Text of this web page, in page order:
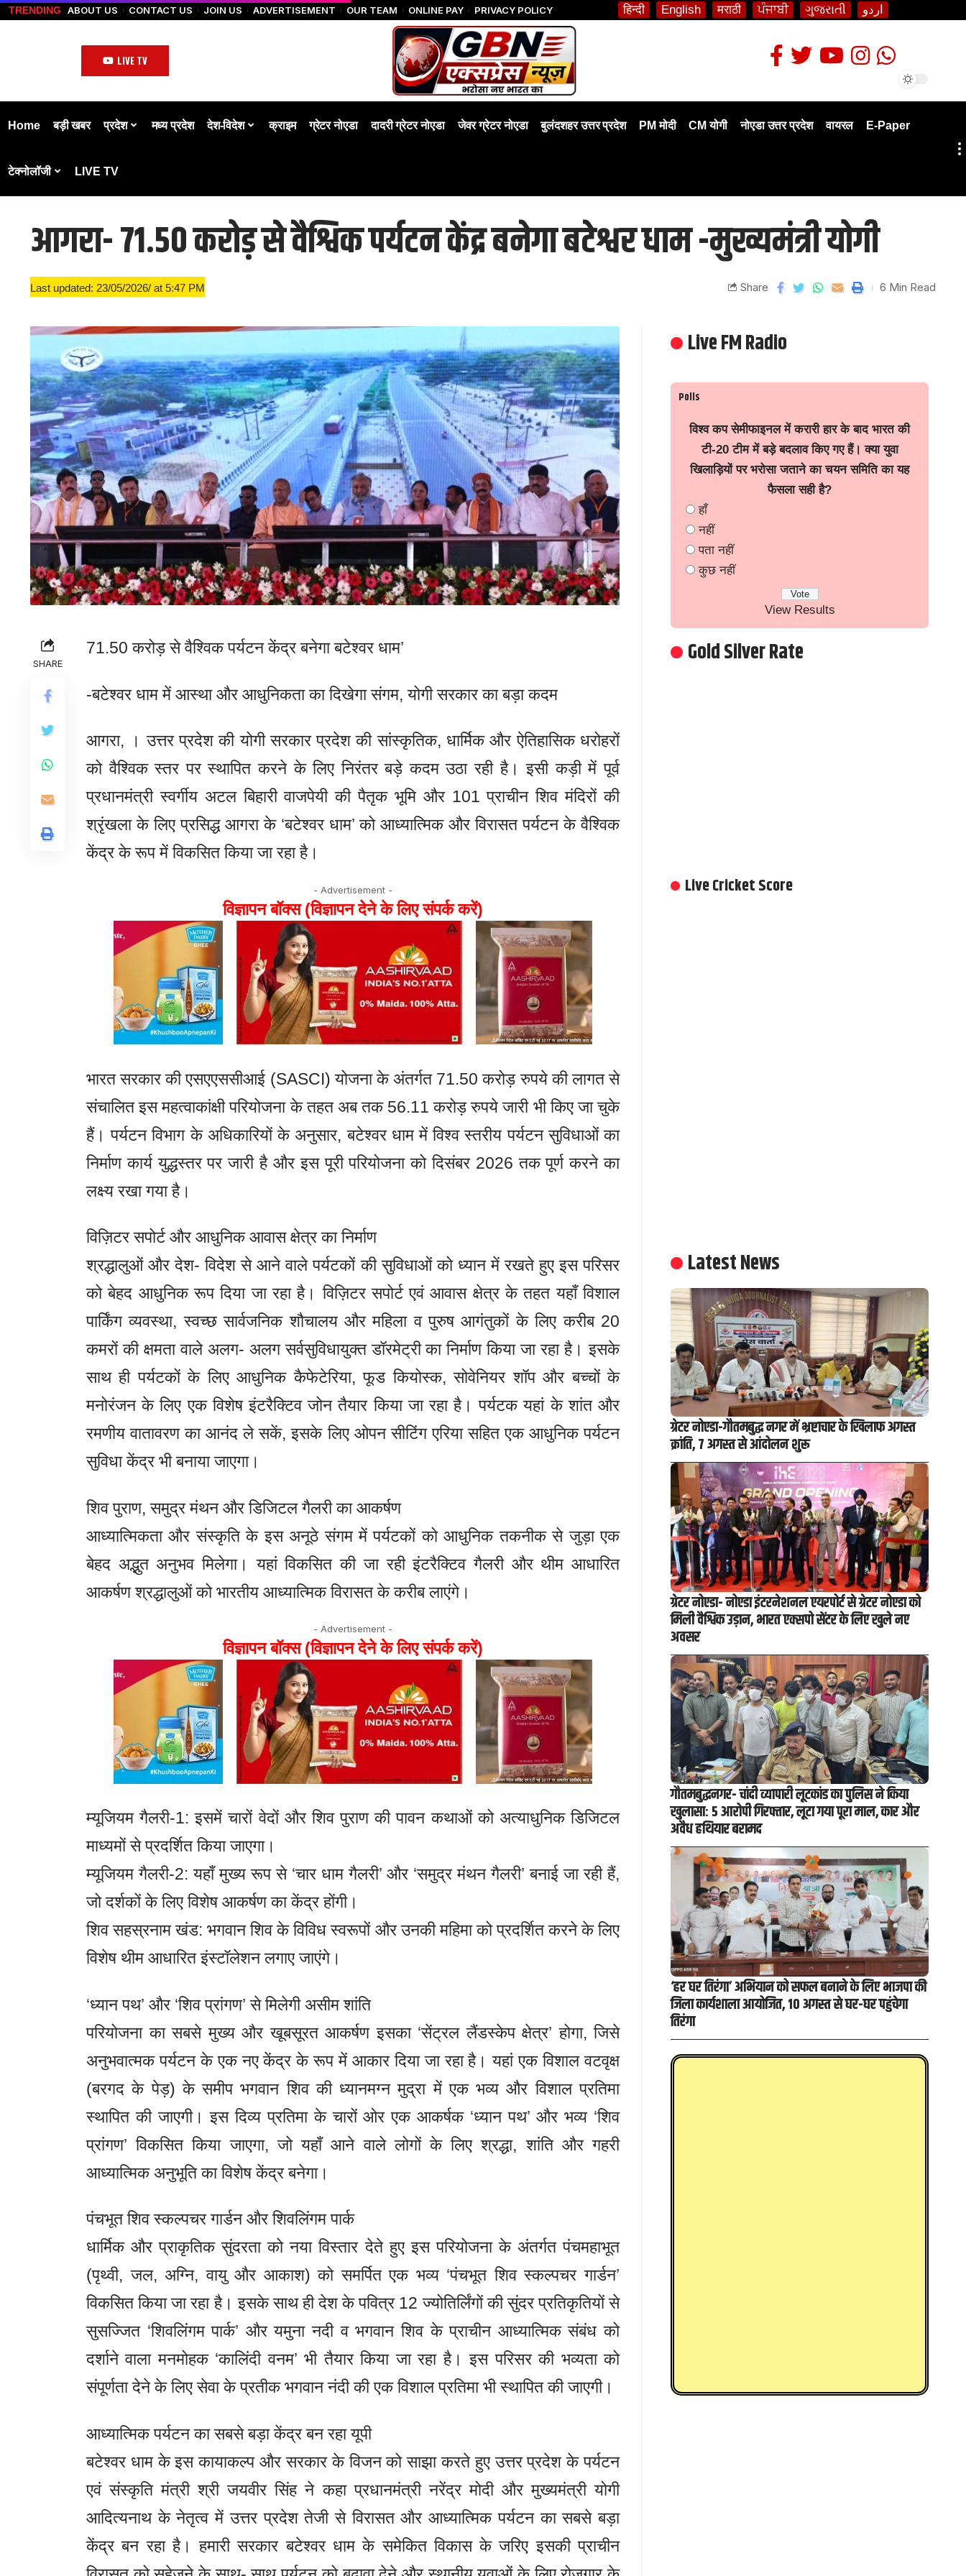
TRENDING ABOUT US CONTACT US JOIN US ADVERTISEMENT OUR TEAM ONLINE PAY PRIVACY POLICY हिन्दी English मराठी ਪੰਜਾਬੀ ગુજરાતી اردو
LIVE TV
Home बड़ी खबर प्रदेश मध्य प्रदेश देश-विदेश क्राइम ग्रेटर नोएडा दादरी ग्रेटर नोएडा जेवर ग्रेटर नोएडा बुलंदशहर उत्तर प्रदेश PM मोदी CM योगी नोएडा उत्तर प्रदेश वायरल E-Paper
टेक्नोलॉजी LIVE TV
आगरा- 71.50 करोड़ से वैश्विक पर्यटन केंद्र बनेगा बटेश्वर धाम -मुख्यमंत्री योगी
Last updated: 23/05/2026/ at 5:47 PM Share 6 Min Read
SHARE
71.50 करोड़ से वैश्विक पर्यटन केंद्र बनेगा बटेश्वर धाम’
-बटेश्वर धाम में आस्था और आधुनिकता का दिखेगा संगम, योगी सरकार का बड़ा कदम
आगरा, । उत्तर प्रदेश की योगी सरकार प्रदेश की सांस्कृतिक, धार्मिक और ऐतिहासिक धरोहरों
को वैश्विक स्तर पर स्थापित करने के लिए निरंतर बड़े कदम उठा रही है। इसी कड़ी में पूर्व
प्रधानमंत्री स्वर्गीय अटल बिहारी वाजपेयी की पैतृक भूमि और 101 प्राचीन शिव मंदिरों की
श्रृंखला के लिए प्रसिद्ध आगरा के ‘बटेश्वर धाम’ को आध्यात्मिक और विरासत पर्यटन के वैश्विक
केंद्र के रूप में विकसित किया जा रहा है।
- Advertisement -
विज्ञापन बॉक्स (विज्ञापन देने के लिए संपर्क करें)
भारत सरकार की एसएएससीआई (SASCI) योजना के अंतर्गत 71.50 करोड़ रुपये की लागत से
संचालित इस महत्वाकांक्षी परियोजना के तहत अब तक 56.11 करोड़ रुपये जारी भी किए जा चुके
हैं। पर्यटन विभाग के अधिकारियों के अनुसार, बटेश्वर धाम में विश्व स्तरीय पर्यटन सुविधाओं का
निर्माण कार्य युद्धस्तर पर जारी है और इस पूरी परियोजना को दिसंबर 2026 तक पूर्ण करने का
लक्ष्य रखा गया है।
विज़िटर सपोर्ट और आधुनिक आवास क्षेत्र का निर्माण
श्रद्धालुओं और देश- विदेश से आने वाले पर्यटकों की सुविधाओं को ध्यान में रखते हुए इस परिसर
को बेहद आधुनिक रूप दिया जा रहा है। विज़िटर सपोर्ट एवं आवास क्षेत्र के तहत यहाँ विशाल
पार्किंग व्यवस्था, स्वच्छ सार्वजनिक शौचालय और महिला व पुरुष आगंतुकों के लिए करीब 20
कमरों की क्षमता वाले अलग- अलग सर्वसुविधायुक्त डॉरमेट्री का निर्माण किया जा रहा है। इसके
साथ ही पर्यटकों के लिए आधुनिक कैफेटेरिया, फूड कियोस्क, सोवेनियर शॉप और बच्चों के
मनोरंजन के लिए एक विशेष इंटरैक्टिव जोन तैयार किया जा रहा है। पर्यटक यहां के शांत और
रमणीय वातावरण का आनंद ले सकें, इसके लिए ओपन सीटिंग एरिया सहित एक आधुनिक पर्यटन
सुविधा केंद्र भी बनाया जाएगा।
शिव पुराण, समुद्र मंथन और डिजिटल गैलरी का आकर्षण
आध्यात्मिकता और संस्कृति के इस अनूठे संगम में पर्यटकों को आधुनिक तकनीक से जुड़ा एक
बेहद अद्भुत अनुभव मिलेगा। यहां विकसित की जा रही इंटरैक्टिव गैलरी और थीम आधारित
आकर्षण श्रद्धालुओं को भारतीय आध्यात्मिक विरासत के करीब लाएंगे।
- Advertisement -
विज्ञापन बॉक्स (विज्ञापन देने के लिए संपर्क करें)
म्यूजियम गैलरी-1: इसमें चारों वेदों और शिव पुराण की पावन कथाओं को अत्याधुनिक डिजिटल
माध्यमों से प्रदर्शित किया जाएगा।
म्यूजियम गैलरी-2: यहाँ मुख्य रूप से ‘चार धाम गैलरी’ और ‘समुद्र मंथन गैलरी’ बनाई जा रही हैं,
जो दर्शकों के लिए विशेष आकर्षण का केंद्र होंगी।
शिव सहस्रनाम खंड: भगवान शिव के विविध स्वरूपों और उनकी महिमा को प्रदर्शित करने के लिए
विशेष थीम आधारित इंस्टॉलेशन लगाए जाएंगे।
‘ध्यान पथ’ और ‘शिव प्रांगण’ से मिलेगी असीम शांति
परियोजना का सबसे मुख्य और खूबसूरत आकर्षण इसका ‘सेंट्रल लैंडस्केप क्षेत्र’ होगा, जिसे
अनुभवात्मक पर्यटन के एक नए केंद्र के रूप में आकार दिया जा रहा है। यहां एक विशाल वटवृक्ष
(बरगद के पेड़) के समीप भगवान शिव की ध्यानमग्न मुद्रा में एक भव्य और विशाल प्रतिमा
स्थापित की जाएगी। इस दिव्य प्रतिमा के चारों ओर एक आकर्षक ‘ध्यान पथ’ और भव्य ‘शिव
प्रांगण’ विकसित किया जाएगा, जो यहाँ आने वाले लोगों के लिए श्रद्धा, शांति और गहरी
आध्यात्मिक अनुभूति का विशेष केंद्र बनेगा।
पंचभूत शिव स्कल्पचर गार्डन और शिवलिंगम पार्क
धार्मिक और प्राकृतिक सुंदरता को नया विस्तार देते हुए इस परियोजना के अंतर्गत पंचमहाभूत
(पृथ्वी, जल, अग्नि, वायु और आकाश) को समर्पित एक भव्य ‘पंचभूत शिव स्कल्पचर गार्डन’
विकसित किया जा रहा है। इसके साथ ही देश के पवित्र 12 ज्योतिर्लिंगों की सुंदर प्रतिकृतियों से
सुसज्जित ‘शिवलिंगम पार्क’ और यमुना नदी व भगवान शिव के प्राचीन आध्यात्मिक संबंध को
दर्शाने वाला मनमोहक ‘कालिंदी वनम’ भी तैयार किया जा रहा है। इस परिसर की भव्यता को
संपूर्णता देने के लिए सेवा के प्रतीक भगवान नंदी की एक विशाल प्रतिमा भी स्थापित की जाएगी।
आध्यात्मिक पर्यटन का सबसे बड़ा केंद्र बन रहा यूपी
बटेश्वर धाम के इस कायाकल्प और सरकार के विजन को साझा करते हुए उत्तर प्रदेश के पर्यटन
एवं संस्कृति मंत्री श्री जयवीर सिंह ने कहा प्रधानमंत्री नरेंद्र मोदी और मुख्यमंत्री योगी
आदित्यनाथ के नेतृत्व में उत्तर प्रदेश तेजी से विरासत और आध्यात्मिक पर्यटन का सबसे बड़ा
केंद्र बन रहा है। हमारी सरकार बटेश्वर धाम के समेकित विकास के जरिए इसकी प्राचीन
Live FM Radio
Polls
विश्व कप सेमीफाइनल में करारी हार के बाद भारत की
टी-20 टीम में बड़े बदलाव किए गए हैं। क्या युवा
खिलाड़ियों पर भरोसा जताने का चयन समिति का यह
फैसला सही है?
हाँ
नहीं
पता नहीं
कुछ नहीं
View Results
Gold Silver Rate
Live Cricket Score
Latest News
ग्रेटर नोएडा-गौतमबुद्ध नगर में भ्रष्टाचार के खिलाफ अगस्त
क्रांति, 7 अगस्त से आंदोलन शुरू
ग्रेटर नोएडा- नोएडा इंटरनेशनल एयरपोर्ट से ग्रेटर नोएडा को
मिली वैश्विक उड़ान, भारत एक्सपो सेंटर के लिए खुले नए
अवसर
गौतमबुद्धनगर- चांदी व्यापारी लूटकांड का पुलिस ने किया
खुलासा: 5 आरोपी गिरफ्तार, लूटा गया पूरा माल, कार और
अवैध हथियार बरामद
‘हर घर तिरंगा’ अभियान को सफल बनाने के लिए भाजपा की
जिला कार्यशाला आयोजित, 10 अगस्त से घर-घर पहुंचेगा
तिरंगा